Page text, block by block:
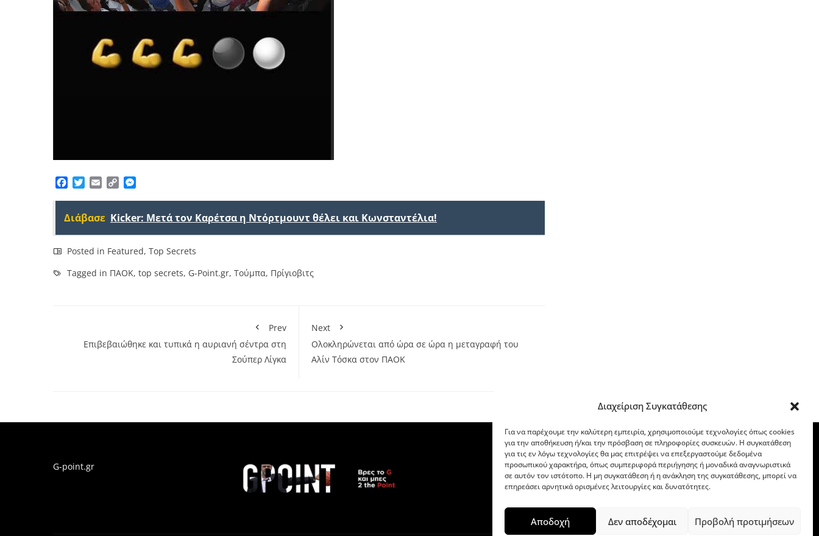
Διαχείριση Συγκατάθεσης
Για να παρέχουμε την καλύτερη εμπειρία, χρησιμοποιούμε τεχνολογίες όπως cookies
για την αποθήκευση ή/και την πρόσβαση σε πληροφορίες συσκευών. Η συγκατάθεση
για τις εν λόγω τεχνολογίες θα μας επιτρέψει να επεξεργαστούμε δεδομένα
προσωπικού χαρακτήρα, όπως συμπεριφορά περιήγησης ή μοναδικά αναγνωριστικά
σε αυτόν τον ιστότοπο. Η μη συγκατάθεση ή η ανάκληση της συγκατάθεσης, μπορεί να
επηρεάσει αρνητικά ορισμένες λειτουργίες και δυνατότητες.
Αποδοχή Δεν αποδέχομαι Προβολή προτιμήσεων
Facebook
TwitterEmailCopy
Διάβασε Kicker: Μετά τον Καρέτσα η Ντόρτμουντ θέλει και Κωνσταντέλια!
Posted in Featured, Top Secrets
Tagged in ΠΑΟΚ, top secrets, G-Point.gr, Τούμπα, Πρίγιοβιτς
Prev
Επιβεβαιώθηκε και τυπικά η αυριανή σέντρα στη
Σούπερ Λίγκα
Next
Ολοκληρώνεται από ώρα σε ώρα η μεταγραφή του
Αλίν Τόσκα στον ΠΑΟΚ
G-point.gr